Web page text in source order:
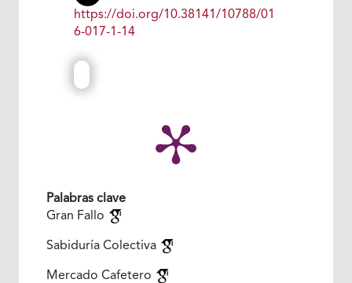
https://doi.org/10.38141/10788/01
6-017-1-14
Palabras clave
Gran Fallo
Sabiduría Colectiva
Mercado Cafetero